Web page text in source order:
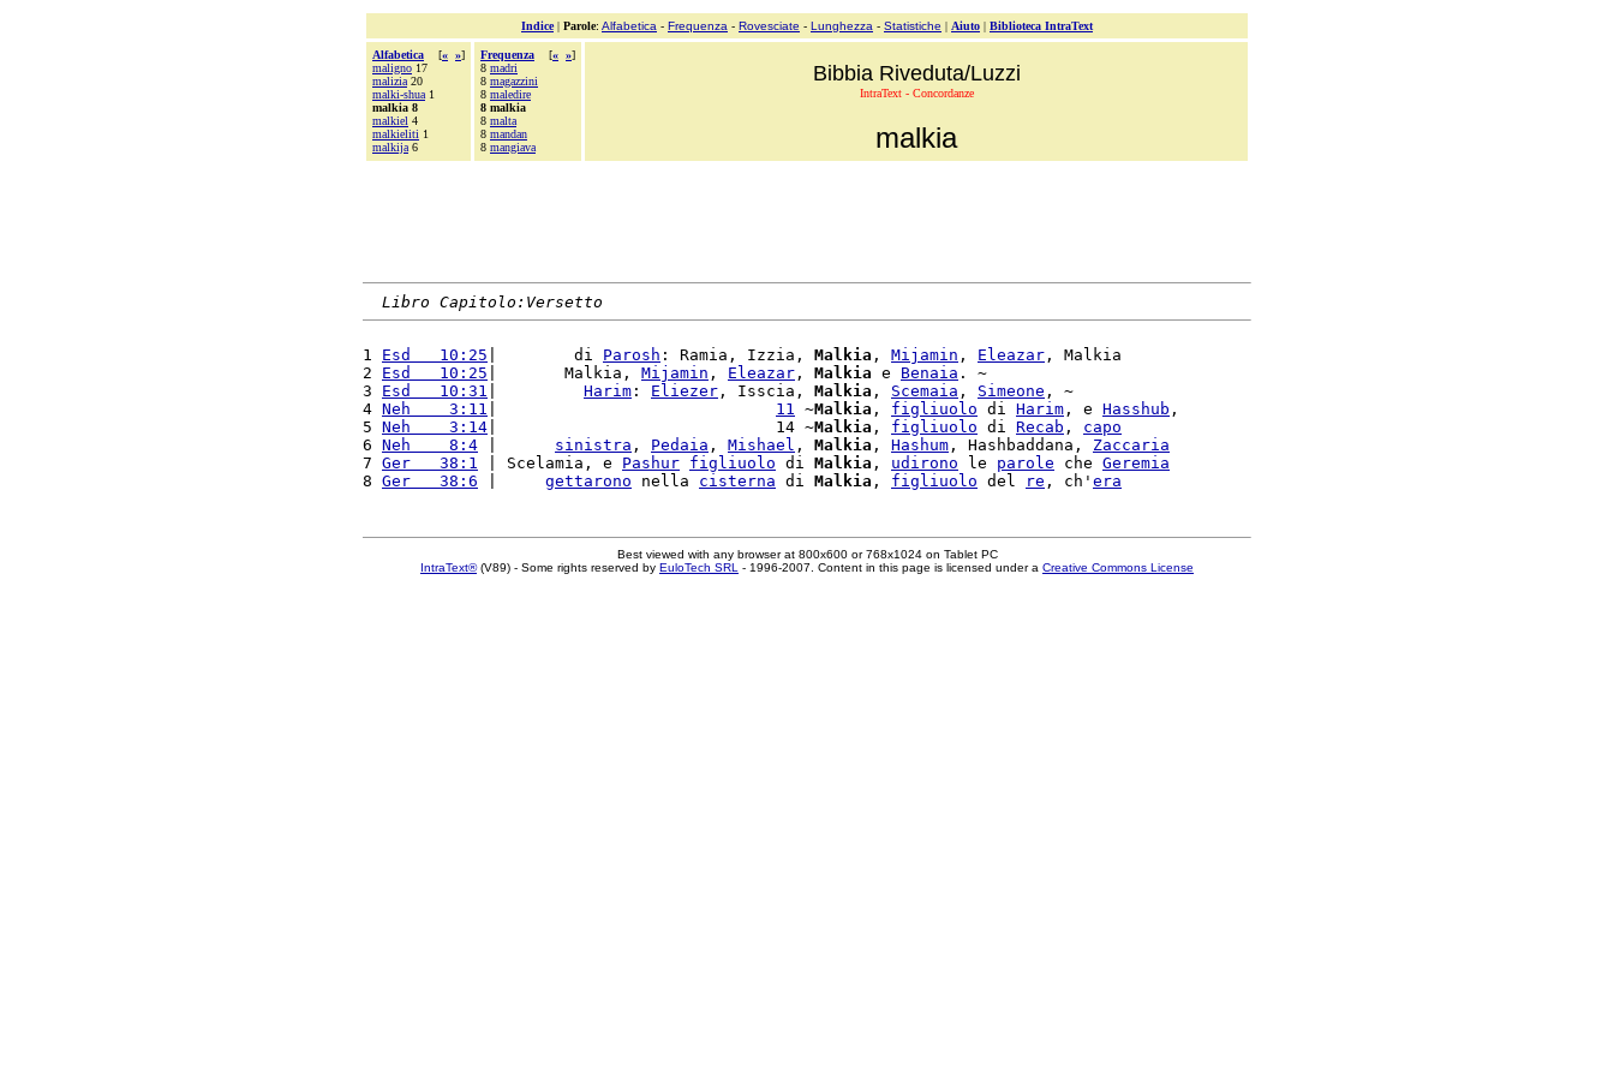
Indice| Parole: Alfabetica - Frequenza - Rovesciate - Lunghezza - Statistiche | Aiuto | Biblioteca IntraText
Alfabetica [« »]
maligno 17
malizia 20
malki-shua 1
malkia 8
malkiel 4
malkieliti 1
malkija 6
Frequenza [« »]
8 madri
8 magazzini
8 maledire
8 malkia
8 malta
8 mandan
8 mangiava
Bibbia Riveduta/Luzzi
IntraText - Concordanze
malkia
Libro Capitolo:Versetto
1 Esd   10:25 |        di Parosh : Ramia, Izzia, Malkia , Mijamin , Eleazar , Malkia
2 Esd   10:25 |       Malkia, Mijamin , Eleazar , Malkia e Benaia . ~
3 Esd   10:31 Harim : Eliezer , Isscia, Malkia , Scemaia , Simeone , ~
4 Neh    3:11 11 ~Malkia , figliuolo di Harim , e Hasshub ,
5 Neh    3:14 |                             14 ~Malkia , figliuolo di Recab , capo
6 Neh    8:4 sinistra , Pedaia , Mishael , Malkia , Hashum , Hashbaddana, Zaccaria
7 Ger   38:1 | Scelamia, e Pashur figliuolo di Malkia , udirono le parole che Geremia
8 Ger   38:6 gettarono nella cisterna di Malkia , figliuolo del re , ch' era
Best viewed with any browser at 800x600 or 768x1024 on Tablet PC
IntraText®(V89) - Some rights reserved by EuloTech SRL - 1996-2007. Content in this page is licensed under a Creative Commons License